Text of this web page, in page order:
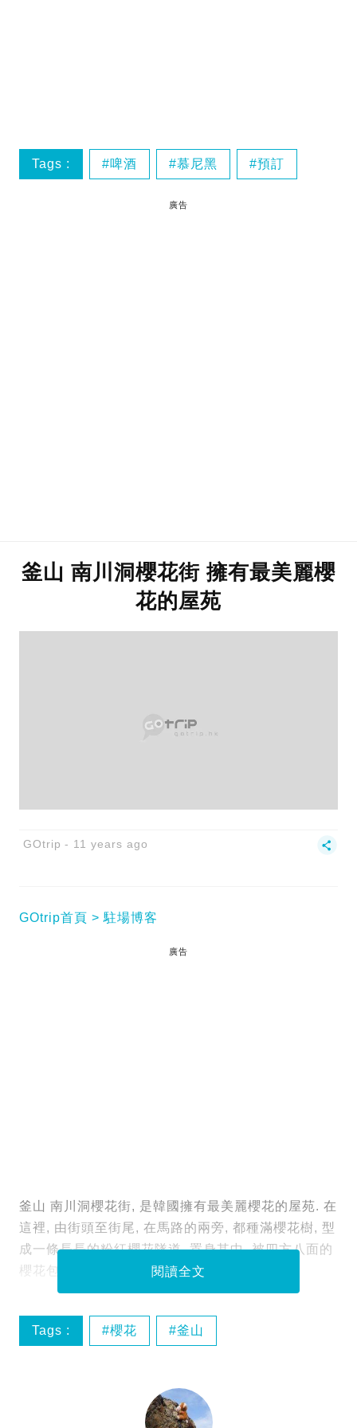
Tags : 啤酒 慕尼黑 預訂
廣告
釜山 南川洞櫻花街 擁有最美麗櫻
花的屋苑
GOtrip 11 years ago
GOtrip首頁 駐場博客
廣告
釜山 南川洞櫻花街, 是韓國擁有最美麗櫻花的屋苑. 在
這裡, 由街頭至街尾, 在馬路的兩旁, 都種滿櫻花樹, 型
成一條長長的粉紅櫻花隧道, 置身其中, 被四方八面的
櫻花包圍住……
閱讀全文
Tags : 櫻花 釜山